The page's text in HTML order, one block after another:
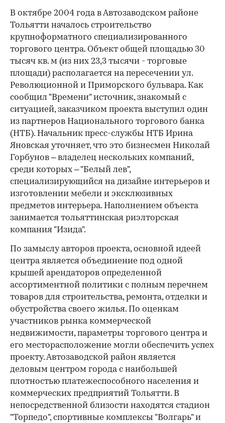
В октябре 2004 года в Автозаводском районе
Тольятти началось строительство
крупноформатного специализированного
торгового центра. Объект общей площадью 30
тысяч кв. м (из них 23,3 тысячи - торговые
площади) располагается на пересечении ул.
Революционной и Приморского бульвара. Как
сообщил "Времени" источник, знакомый с
ситуацией, заказчиком проекта выступил один
из партнеров Национального торгового банка
(НТБ). Начальник пресс-службы НТБ Ирина
Яновская уточняет, что это бизнесмен Николай
Горбунов – владелец нескольких компаний,
среди которых – "Белый лев",
специализирующийся на дизайне интерьеров и
изготовлении мебели и эксклюзивных
предметов интерьера. Наполнением объекта
занимается тольяттинская риэлторская
компания "Изида".
По замыслу авторов проекта, основной идеей
центра является объединение под одной
крышей арендаторов определенной
ассортиментной политики с полным перечнем
товаров для строительства, ремонта, отделки и
обустройства своего жилья. По оценкам
участников рынка коммерческой
недвижимости, параметры торгового центра и
его месторасположение могли обеспечить успех
проекту. Автозаводской район является
деловым центром города с наибольшей
плотностью платежеспособного населения и
коммерческих предприятий Тольятти. В
непосредственной близости находятся стадион
"Торпедо", спортивные комплексы "Волгарь" и